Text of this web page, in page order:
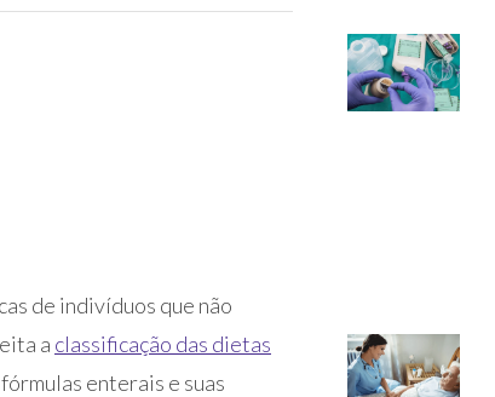
de indivíduos que não
a classificação das dietas
enterais e suas